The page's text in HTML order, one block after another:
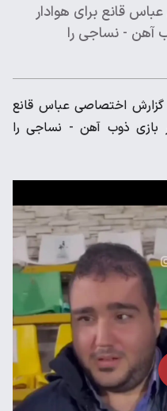
قانع برای هوادار
آهن - نساجی را
گزارش اختصاصی عباس قانع
بازی ذوب آهن - نساجی را